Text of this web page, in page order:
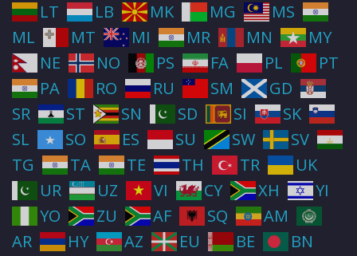
LT
LB MK MG
MS
ML
MT MI MR MN
MY
NE
NO PS FA PL
PT
PA
RO RU SM
GD
SR
ST SN SD SI
SK
SL
SO ES SU SW
SV
TG
TA TE TH TR
UK
UR
UZ VI CY XH
YI
YO
ZU AF SQ
AM
AR
HY AZ EU BE
BN